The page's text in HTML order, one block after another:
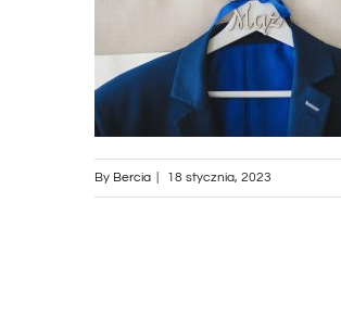
By Bercia 18 stycznia, 2023